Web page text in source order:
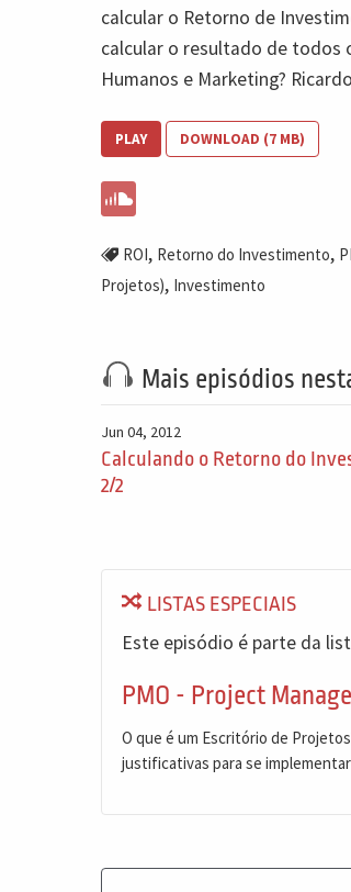
calcular o Retorno de
calcular o resultado de todos
Humanos e Marketing?
PLAY DOWNLOAD (7 MB)
ROI, Retorno do Investimento,
Projetos), Investimento
Mais episódios
Jun 04, 2012
Calculando o Retorno do
2/2
LISTAS ESPECIAIS
Este episódio é parte da
PMO - Project
O que é um Escritório de
justificativas para se implementar